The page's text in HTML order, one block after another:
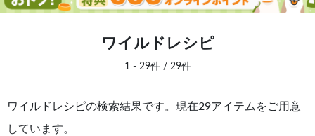
ワイルドレシピ
1 - 29件 / 29件
ワイルドレシピの検索結果です。現在29アイテムをご用意
しています。